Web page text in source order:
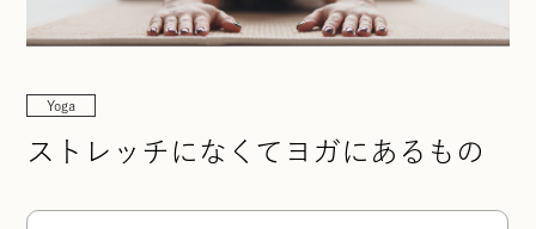
Yoga
ストレッチになくてヨガにあるもの